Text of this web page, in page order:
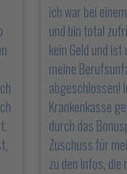
ich war bei
und bin total
kein Geld und
meine
abgeschlossen!
Krankenkasse
durch das
Zuschuss für
zu den Infos,